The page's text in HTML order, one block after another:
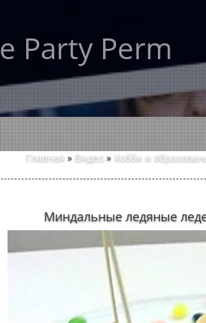
Party Perm
Главная » Видео » Хобби и
Миндальные ледяные